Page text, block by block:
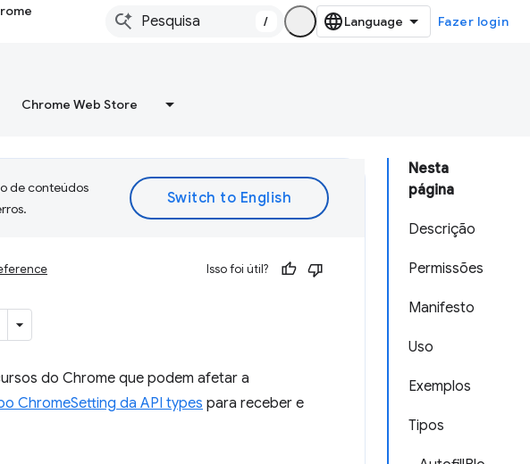
/ Fazer login
Chrome Web Store
Nesta
página
Descrição
Permissões
Manifesto
Uso
Exemplos
Tipos
de conteúdos
Isso foi útil?
do Chrome que podem afetar a
ChromeSetting da API types para receber e